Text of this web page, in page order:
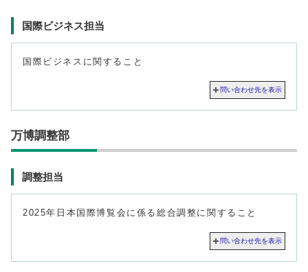
国際ビジネス担当
国際ビジネスに関すること
問い合わせ先を表示
万博調整部
調整担当
2025年日本国際博覧会に係る総合調整に関すること
問い合わせ先を表示